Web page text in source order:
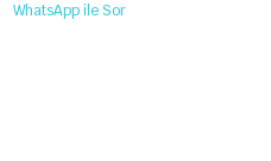
WhatsApp ile Sor